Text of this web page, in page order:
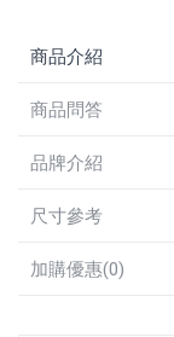
商品介紹
商品問答
品牌介紹
尺寸參考
加購優惠(0)